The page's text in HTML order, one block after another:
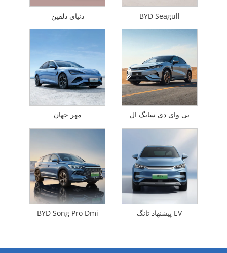
دنیای دلفین BYD Seagull
مهر جهان بی وای دی سانگ ال
BYD Song Pro Dmi پیشنهاد تانگ EV